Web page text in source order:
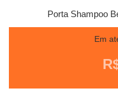
Porta Shampoo
Em